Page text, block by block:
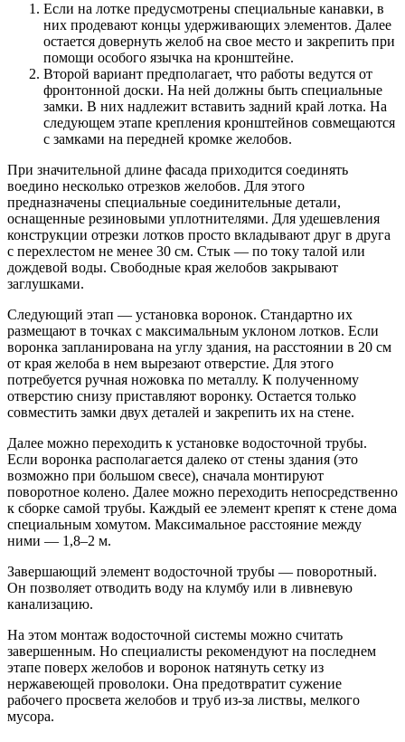
Если на лотке предусмотрены специальные канавки, в
них продевают концы удерживающих элементов. Далее
остается довернуть желоб на свое место и закрепить при
помощи особого язычка на кронштейне.
Второй вариант предполагает, что работы ведутся от
фронтонной доски. На ней должны быть специальные
замки. В них надлежит вставить задний край лотка. На
следующем этапе крепления кронштейнов совмещаются
с замками на передней кромке желобов.
При значительной длине фасада приходится соединять
воедино несколько отрезков желобов. Для этого
предназначены специальные соединительные детали,
оснащенные резиновыми уплотнителями. Для удешевления
конструкции отрезки лотков просто вкладывают друг в друга
с перехлестом не менее 30 см. Стык — по току талой или
дождевой воды. Свободные края желобов закрывают
заглушками.
Следующий этап — установка воронок. Стандартно их
размещают в точках с максимальным уклоном лотков. Если
воронка запланирована на углу здания, на расстоянии в 20 см
от края желоба в нем вырезают отверстие. Для этого
потребуется ручная ножовка по металлу. К полученному
отверстию снизу приставляют воронку. Остается только
совместить замки двух деталей и закрепить их на стене.
Далее можно переходить к установке водосточной трубы.
Если воронка располагается далеко от стены здания (это
возможно при большом свесе), сначала монтируют
поворотное колено. Далее можно переходить непосредственно
к сборке самой трубы. Каждый ее элемент крепят к стене дома
специальным хомутом. Максимальное расстояние между
ними — 1,8–2 м.
Завершающий элемент водосточной трубы — поворотный.
Он позволяет отводить воду на клумбу или в ливневую
канализацию.
На этом монтаж водосточной системы можно считать
завершенным. Но специалисты рекомендуют на последнем
этапе поверх желобов и воронок натянуть сетку из
нержавеющей проволоки. Она предотвратит сужение
рабочего просвета желобов и труб из-за листвы, мелкого
мусора.